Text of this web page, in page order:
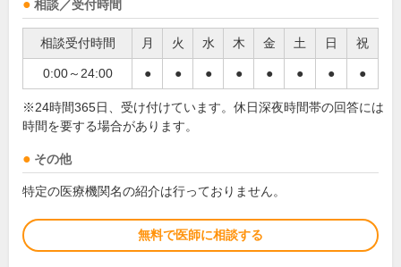
相談／受付時間
相談受付時間 月 火 水 木 金 土 日 祝
0:00～24:00 ● ● ● ● ● ● ● ●
※24時間365日、受け付けています。休日深夜時間帯の回答には
時間を要する場合があります。
その他
特定の医療機関名の紹介は行っておりません。
無料で医師に相談する